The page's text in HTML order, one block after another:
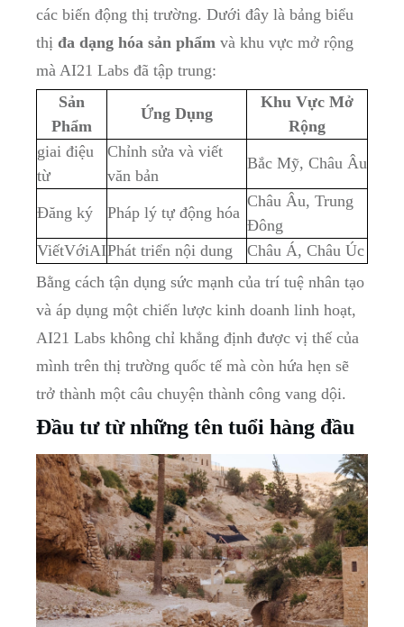
các biến động thị trường. Dưới đây là bảng biểu
thị đa dạng hóa sản phẩm và khu vực mở rộng
mà AI21 Labs đã tập trung:
Sản
Phẩm
Ứng Dụng
Khu Vực Mở
Rộng
giai điệu
từ
Chỉnh sửa và viết
văn bản
Bắc Mỹ, Châu Âu
Đăng ký Pháp lý tự động hóa
Châu Âu, Trung
Đông
ViếtVớiAIPhát triển nội dung
Châu Á, Châu Úc
Bằng cách tận dụng sức mạnh của trí tuệ nhân tạo
và áp dụng một chiến lược kinh doanh linh hoạt,
AI21 Labs không chỉ khẳng định được vị thế của
mình trên thị trường quốc tế mà còn hứa hẹn sẽ
trở thành một câu chuyện thành công vang dội.
Đầu tư từ những tên tuổi hàng đầu